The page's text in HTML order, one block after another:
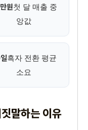
원첫 달 매출 중
앙값
흑자 전환 평균
소요
말하는 이유